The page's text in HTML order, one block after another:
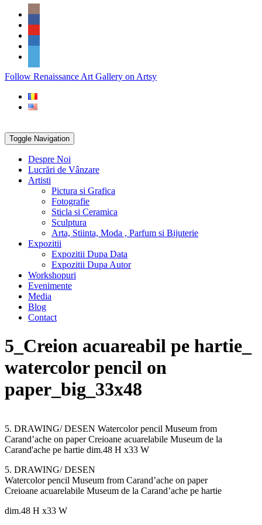
Skip
content
Social
Icons
PARTENER
Follow Renaissance Art Gallery on Artsy
Toggle Navigation
Despre Noi
Lucrări de Vânzare
Artisti
Pictura si Grafica
Fotografie
Sticla si Ceramica
Sculptura
Arta, Stiinta, Moda , Parfum si Bijuterie
Expozitii
Expozitii Dupa Data
Expozitii Dupa Autor
Workshopuri
Evenimente
Media
Blog
Contact
5_Creion acuareabil pe hartie_
watercolor pencil on
paper_big_33x48
5. DRAWING/ DESEN Watercolor pencil Museum from
Carand’ache on paper Creioane acuarelabile Museum de la
Carand'ache pe hartie dim.48 H x33 W
5. DRAWING/ DESEN
Watercolor pencil Museum from Carand’ache on paper
Creioane acuarelabile Museum de la Carand’ache pe hartie
dim.48 H x33 W